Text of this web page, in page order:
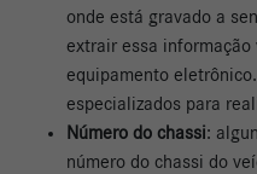
onde está gravado a
extrair essa
equipamento
especializados para
Número do chassi:
número do chassi do